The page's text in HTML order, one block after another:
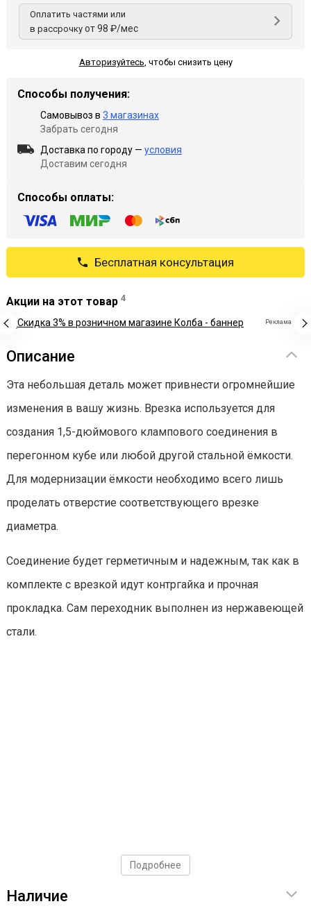
Оплатить частями или
в рассрочку от 98 ₽/мес
Авторизуйтесь, чтобы снизить цену
Способы получения:
Самовывоз в 3 магазинах
Забрать сегодня
Доставка по городу — условия
Доставим сегодня
Способы оплаты:
Бесплатная консультация
Акции на этот товар 4
Реклама
Описание
Эта небольшая деталь может привнести огромнейшие
изменения в вашу жизнь. Врезка используется для
создания 1,5-дюймового клампового соединения в
перегонном кубе или любой другой стальной ёмкости.
Для модернизации ёмкости необходимо всего лишь
проделать отверстие соответствующего врезке
диаметра.
Соединение будет герметичным и надежным, так как в
комплекте с врезкой идут контргайка и прочная
прокладка. Сам переходник выполнен из нержавеющей
стали.
Подробнее
Наличие